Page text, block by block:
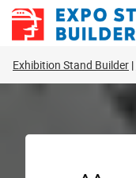
Перейти
Exhibition Stand Builder